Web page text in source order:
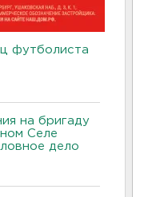
футболиста
на бригаду
Селе
дело